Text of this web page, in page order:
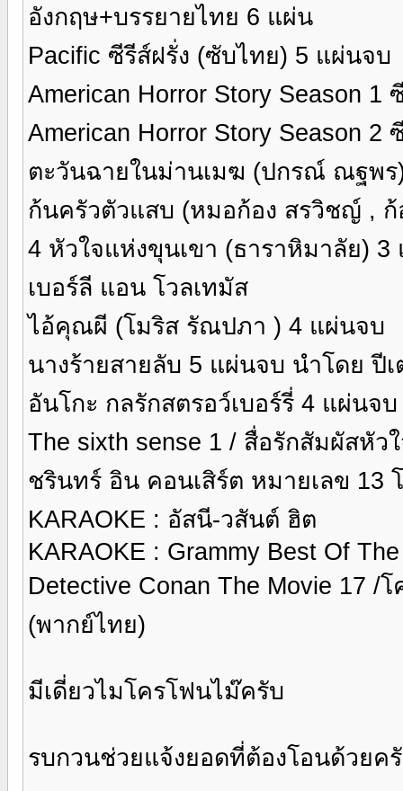
อังกฤษ+บรรยายไทย 6 แผ่น
Pacific ซีรีส์ฝรั่ง (ซับไทย) 5 แผ่นจบ
American Horror Story Season 1
American Horror Story Season
ตะวันฉายในม่านเมฆ (ปกรณ์ ณฐพ
ก้นครัวตัวแสบ (หมอก้อง สรวิชญ์ ,
4 หัวใจแห่งขุนเขา (ธาราหิมาลัย)
เบอร์ลี แอน โวลเทมัส
ไอ้คุณผี (โมริส รัณปภา ) 4 แผ่นจบ
นางร้ายสายลับ 5 แผ่นจบ นำโดย ปี
อันโกะ กลรักสตรอว์เบอร์รี่ 4 แผ่นจ
The sixth sense 1 / สื่อรักสัมผัสหั
ชรินทร์ อิน คอนเสิร์ต หมายเลข 13
KARAOKE : อัสนี-วสันต์ ฮิต
KARAOKE : Grammy Best Of
Detective Conan The Movie 17
(พากย์ไทย)
มีเดี่ยวไมโครโฟนไม๊ครับ
รบกวนช่วยแจ้งยอดที่ต้องโอนด้วยค